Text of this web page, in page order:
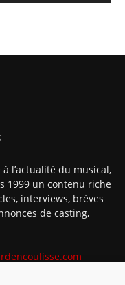
l’actualité du musical,
1999 un contenu riche
interviews, brèves
de casting,